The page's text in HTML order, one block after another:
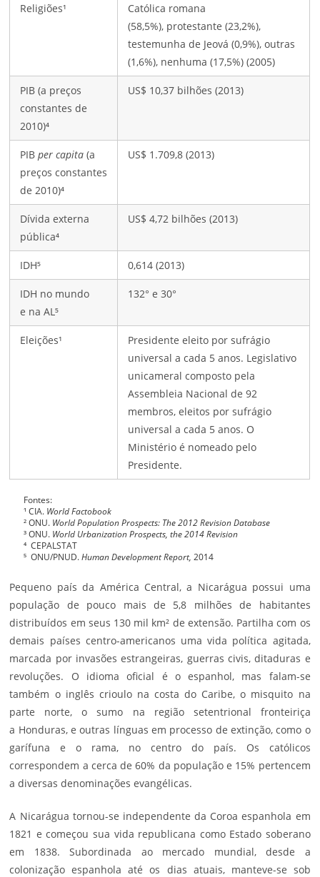
Religiões¹
Católica romana
(58,5%), protestante (23,2%),
testemunha de Jeová (0,9%), outras
(1,6%), nenhuma (17,5%) (2005)
PIB (a preços
constantes de
2010)⁴
US$ 10,37 bilhões (2013)
PIBper capita (a
preços constantes
de 2010)⁴
US$ 1.709,8 (2013)
Dívida externa
pública⁴
US$ 4,72 bilhões (2013)
IDH⁵ 0,614 (2013)
IDH no mundo
e na AL⁵
132° e 30°
Eleições¹
Presidente eleito por sufrágio
universal a cada 5 anos. Legislativo
unicameral composto pela
Assembleia Nacional de 92
membros, eleitos por sufrágio
universal a cada 5 anos. O
Ministério é nomeado pelo
Presidente.
Fontes:
¹ CIA. World Factobook
² ONU. World Population Prospects: The 2012 Revision Database
³ ONU. World Urbanization Prospects, the 2014 Revision
⁴ CEPALSTAT
⁵ ONU/PNUD.Human Development Report,2014
Pequeno país da América Central, a Nicarágua possui uma
população de pouco mais de 5,8 milhões de habitantes
distribuídos em seus 130 mil km² de extensão. Partilha com os
demais países centro-americanos uma vida política agitada,
marcada por invasões estrangeiras, guerras civis, ditaduras e
revoluções. O idioma oficial é o espanhol, mas falam-se
também o inglês crioulo na costa do Caribe, o misquito na
parte norte, o sumo na região setentrional fronteiriça
a Honduras, e outras línguas em processo de extinção, como o
garífuna e o rama, no centro do país. Os católicos
correspondem a cerca de 60% da população e 15% pertencem
a diversas denominações evangélicas.
A Nicarágua tornou-se independente da Coroa espanhola em
1821 e começou sua vida republicana como Estado soberano
em 1838. Subordinada ao mercado mundial, desde a
colonização espanhola até os dias atuais, manteve-se sob